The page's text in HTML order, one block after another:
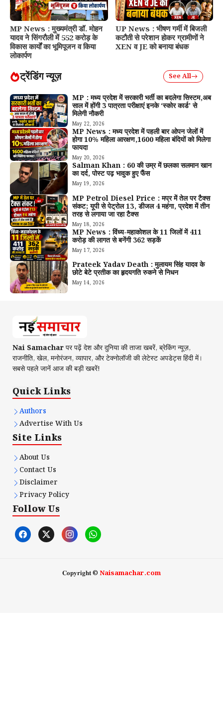
MP News : मुख्यमंत्री डॉ. मोहन
यादव ने सिंगरौली में 552 करोड़ के
विकास कार्यों का भूमिपूजन व किया
लोकार्पण
UP News : भीषण गर्मी में बिजली
कटौती से परेशान होकर ग्रामीणों ने
XEN व JE को बनाया बंधक
ट्रेंडिंग न्यूज़ See All
MP : मध्य प्रदेश में सरकारी भर्ती का बदलेगा सिस्टम,अब
साल में होंगी 3 पात्रता परीक्षाएं इनके ‘स्कोर कार्ड’ से
मिलेगी नौकरी
May 22, 2026
MP News : मध्य प्रदेश में पहली बार ओपन जेलों में
होगा 10% महिला आरक्षण,1600 महिला बंदियों को मिलेगा
फायदा
May 20, 2026
Salman Khan : 60 की उम्र में छलका सलमान खान
का दर्द, पोस्ट पढ़ भावुक हुए फैंस
May 19, 2026
MP Petrol Diesel Price : मप्र में तेल पर टैक्स
संकट; यूपी से पेट्रोल ₹13, डीजल ₹4 महंगा, प्रदेश में तीन
तरह से लगाया जा रहा टैक्स
May 18, 2026
MP News : विंध्य-महाकोशल के 11 जिलों में 411
करोड़ की लागत से बनेंगी 362 सड़कें
May 17, 2026
Prateek Yadav Death : मुलायम सिंह यादव के
छोटे बेटे प्रतीक का हृदयगति रुकने से निधन
May 14, 2026
Nai Samacharपर पढ़ें देश और दुनिया की ताजा खबरें, ब्रेकिंग न्यूज़,
राजनीति, खेल, मनोरंजन, व्यापार, और टेक्नोलॉजी की लेटेस्ट अपडेट्स हिंदी में।
सबसे पहले जानें आज की बड़ी खबरें!
Quick Links
Authors
Advertise With Us
Site Links
About Us
Contact Us
Disclaimer
Privacy Policy
Follow Us
𝐂𝐨𝐩𝐲𝐫𝐢𝐠𝐡𝐭 ©Naisamachar.com